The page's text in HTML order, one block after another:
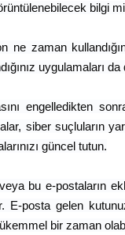
bilgi
zaman
uygulamaları
engelledikten
siber suçluların
güncel tutun.
bu e-postaların
E-posta gelen
bir zaman